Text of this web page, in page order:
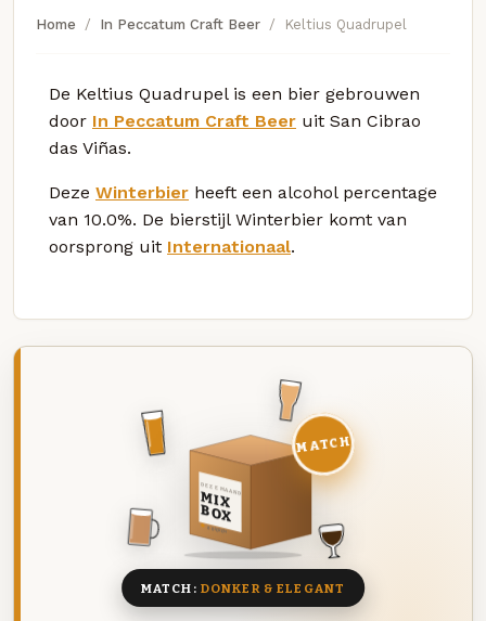
Home In Peccatum Craft Beer Keltius Quadrupel
De Keltius Quadrupel is een bier gebrouwen
door In Peccatum Craft Beer uit San Cibrao
das Viñas.
Deze Winterbier heeft een alcohol percentage
van 10.0%. De bierstijl Winterbier komt van
oorsprong uit Internationaal.
DEZE MAAND
MIX
BOX
8 BIEREN
MATCH
MATCH: DONKER & ELEGANT